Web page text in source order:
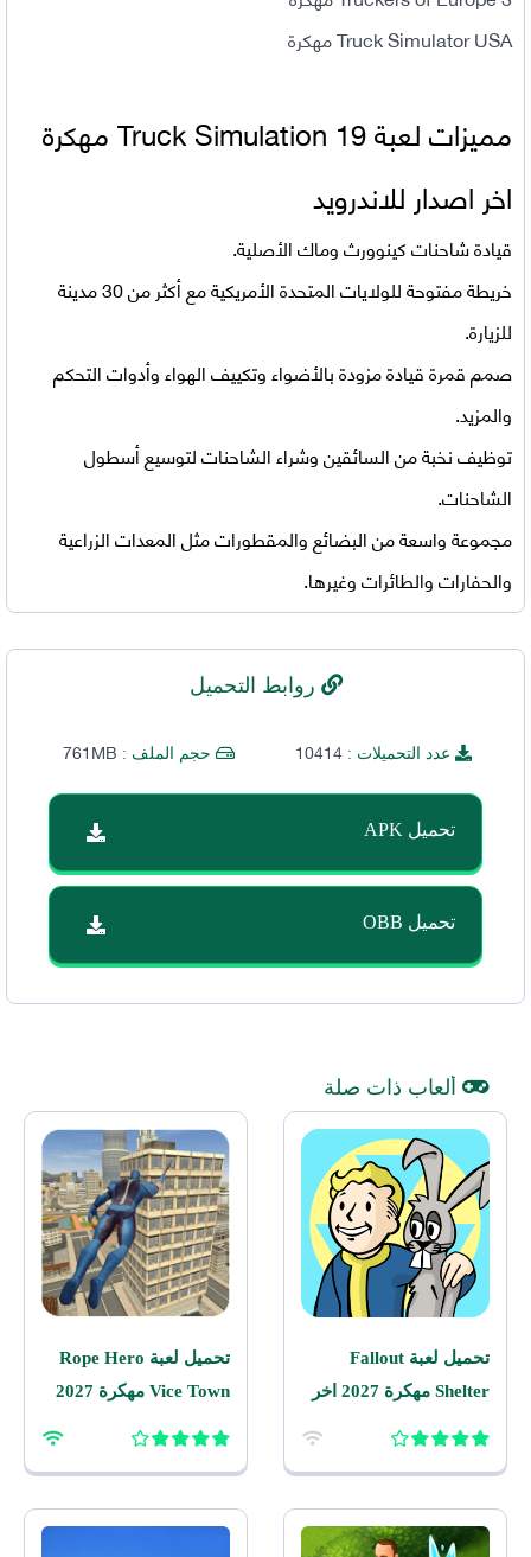
Truck Simulator USA مهكرة
مميزات لعبةTruck Simulation 19 مهكرة
اخر اصدار للاندرويد
قيادة شاحنات كينوورث وماك الأصلية.
خريطة مفتوحة للولايات المتحدة الأمريكية مع أكثر من 30 مدينة
للزيارة.
صمم قمرة قيادة مزودة بالأضواء وتكييف الهواء وأدوات التحكم
والمزيد.
توظيف نخبة من السائقين وشراء الشاحنات لتوسيع أسطول
الشاحنات.
مجموعة واسعة من البضائع والمقطورات مثل المعدات الزراعية
والحفارات والطائرات وغيرها.
روابط التحميل
عدد التحميلات :10414 حجم الملف : 761MB
تحميل APK
تحميل OBB
ألعاب ذات صلة
تحميل لعبة Fallout
Shelter مهكرة 2027 اخر
تحميل لعبة Rope Hero
Vice Town مهكرة 2027